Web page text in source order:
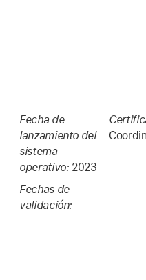
Fecha de
lanzamiento del
sistema
operativo: 2023
Fechas de
validación: —